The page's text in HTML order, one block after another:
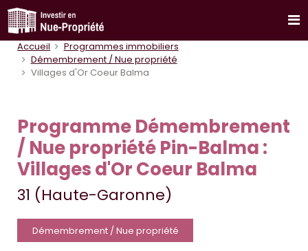
Accueil
Programmes immobiliers
Démembrement / Nue propriété
Villages d'Or Coeur Balma
Programme Démembrement
/ Nue propriété Pin-Balma :
Villages d'Or Coeur Balma
31 (Haute-Garonne)
Démembrement / Nue propriété